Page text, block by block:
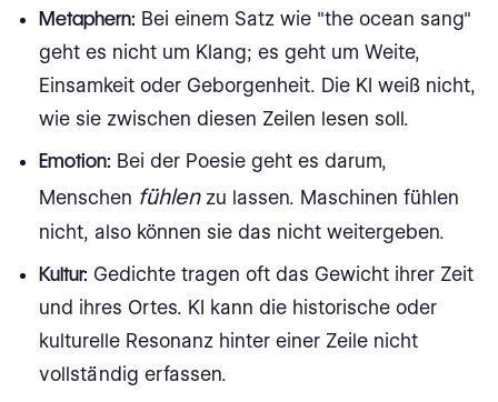
Metaphern: Bei einem Satz wie "the ocean sang"
geht es nicht um Klang; es geht um Weite,
Einsamkeit oder Geborgenheit. Die KI weiß nicht,
wie sie zwischen diesen Zeilen lesen soll.
Emotion: Bei der Poesie geht es darum,
Menschen fühlenzu lassen. Maschinen fühlen
nicht, also können sie das nicht weitergeben.
Kultur: Gedichte tragen oft das Gewicht ihrer Zeit
und ihres Ortes. KI kann die historische oder
kulturelle Resonanz hinter einer Zeile nicht
vollständig erfassen.